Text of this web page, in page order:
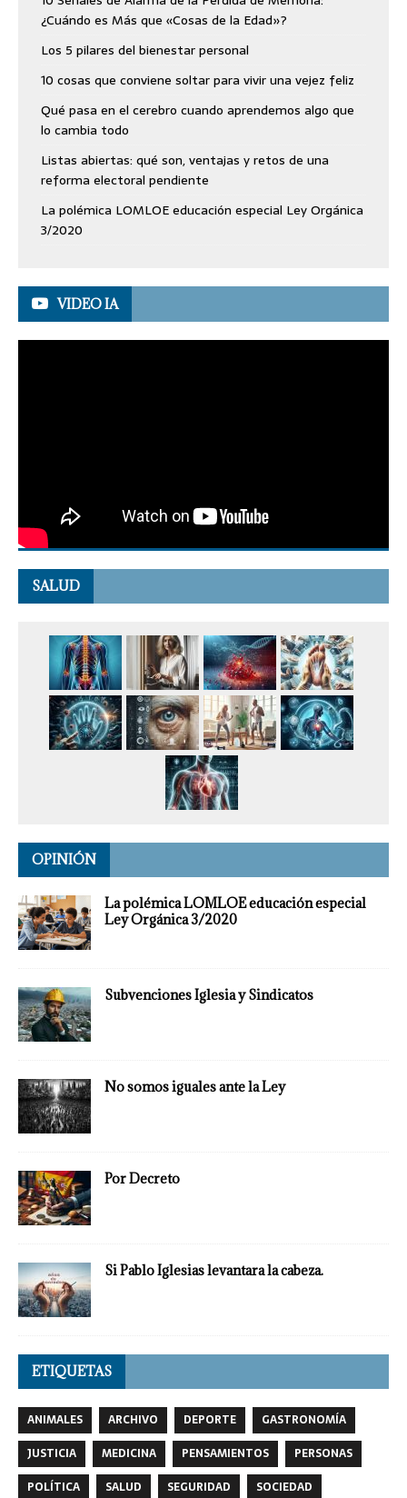
¿Cuándo es Más que «Cosas de la Edad»?
Los 5 pilares del bienestar personal
10 cosas que conviene soltar para vivir una vejez feliz
Qué pasa en el cerebro cuando aprendemos algo que
lo cambia todo
Listas abiertas: qué son, ventajas y retos de una
reforma electoral pendiente
La polémica LOMLOE educación especial Ley Orgánica
3/2020
VIDEO IA
SALUD
OPINIÓN
La polémica LOMLOE educación especial
Ley Orgánica 3/2020
Subvenciones Iglesia y Sindicatos
No somos iguales ante la Ley
Por Decreto
Si Pablo Iglesias levantara la cabeza.
ETIQUETAS
ANIMALES ARCHIVO DEPORTE
GASTRONOMÍA
JUSTICIA
MEDICINA PENSAMIENTOS
PERSONAS
POLÍTICA
SALUD SEGURIDAD
SOCIEDAD